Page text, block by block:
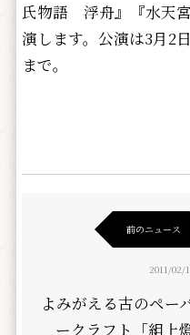
氏物語 浮舟』『水天
演します。公演は3月2
まで。
前のニュース
2011/02/
よみがえる古のペー
ークラフト「組上